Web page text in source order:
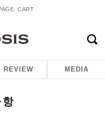
CART
REVIEW MEDIA